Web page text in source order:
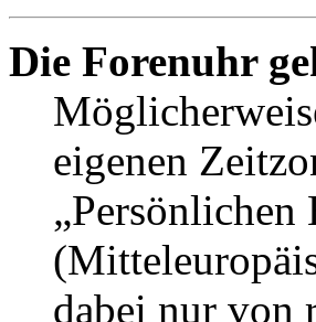
Die Forenuhr
eigenen
„Persönlichen
dabei nur von